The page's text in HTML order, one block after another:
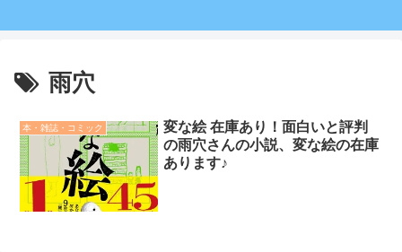
雨穴
本・雑誌・コミック
変な絵 在庫あり！面白いと評判
の雨穴さんの小説、変な絵の在庫
あります♪